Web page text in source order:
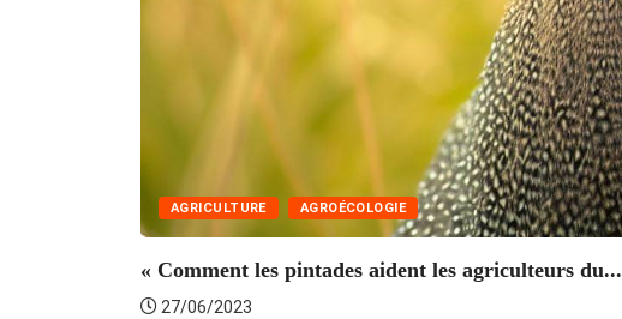
AGRICULTURE AGROÉCOLOGIE
« Comment les pintades aident les agriculteurs du...
27/06/2023